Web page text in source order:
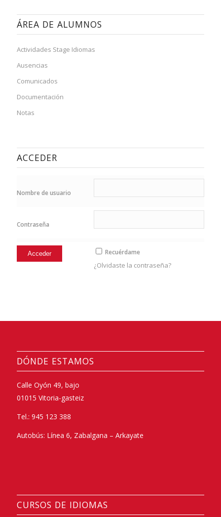
ÁREA DE ALUMNOS
Actividades Stage Idiomas
Ausencias
Comunicados
Documentación
Notas
ACCEDER
Nombre de usuario
Contraseña
Recuérdame
¿Olvidaste la contraseña?
DÓNDE ESTAMOS
Calle Oyón 49, bajo
01015 Vitoria-gasteiz
Tel.: 945 123 388
Autobús: Línea 6, Zabalgana – Arkayate
CURSOS DE IDIOMAS